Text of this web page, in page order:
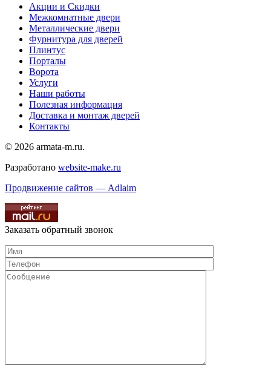
Акции и Скидки
Межкомнатные двери
Металлические двери
Фурнитура для дверей
Плинтус
Порталы
Ворота
Услуги
Наши работы
Полезная информация
Доставка и монтаж дверей
Контакты
© 2026 armata-m.ru.
Разработано website-make.ru
Продвижение сайтов — Adlaim
Заказать обратный звонок